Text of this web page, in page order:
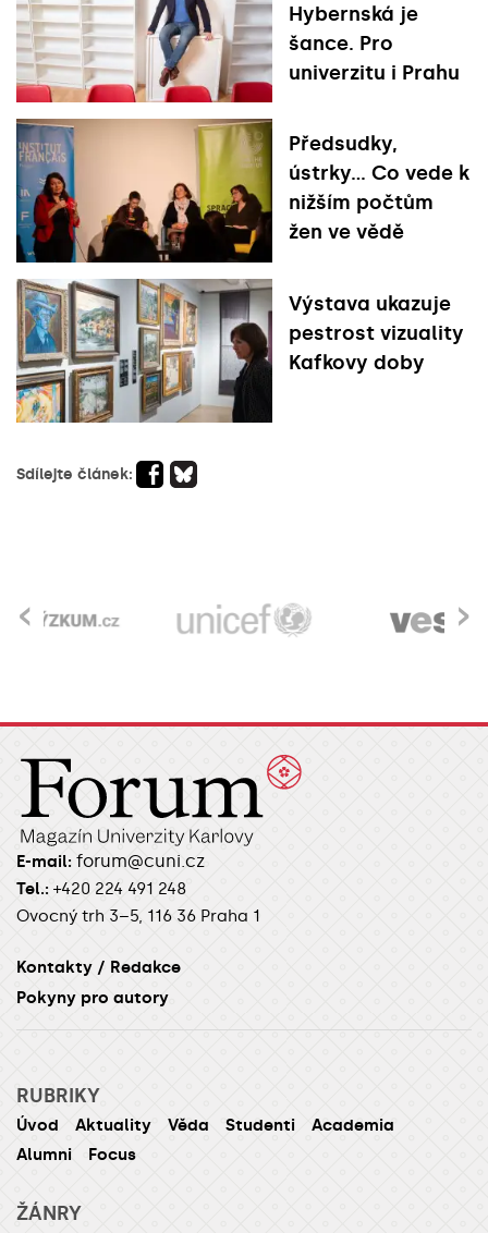
Hybernská je
šance. Pro
univerzitu i Prahu
Předsudky,
ústrky... Co vede k
nižším počtům
žen ve vědě
Výstava ukazuje
pestrost vizuality
Kafkovy doby
Sdílejte článek:
›
‹
E-mail: forum@cuni.cz
Tel.: +420 224 491 248
Ovocný trh 3–5, 116 36 Praha 1
Kontakty / Redakce
Pokyny pro autory
RUBRIKY
Úvod Aktuality Věda Studenti
Academia
Alumni
Focus
ŽÁNRY